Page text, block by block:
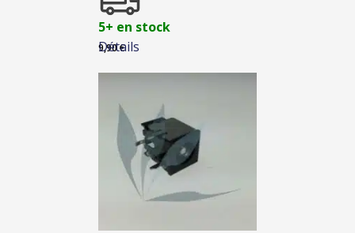
Détails
5+ en stock
9,90€